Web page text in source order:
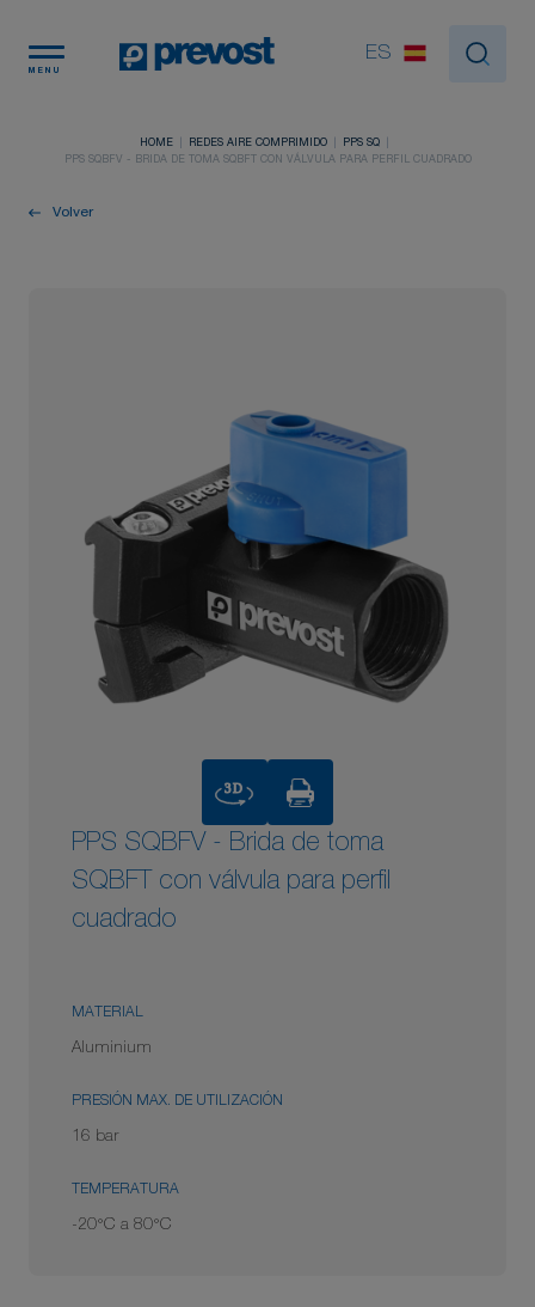
MENU
ES
HOME REDES AIRE COMPRIMIDO
PPS SQ
PPS SQBFV - BRIDA DE TOMA SQBFT CON VÁLVULA PARA PERFIL CUADRADO
Volver
3D
PPS SQBFV - Brida de toma
SQBFT con válvula para perfil
cuadrado
MATERIAL
Aluminium
PRESIÓN MAX. DE UTILIZACIÓN
16 bar
TEMPERATURA
-20°C a 80°C